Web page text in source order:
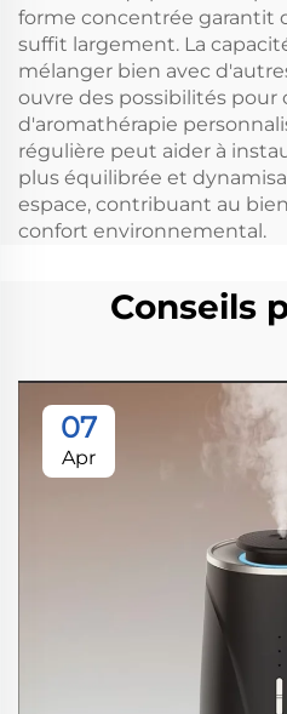
forme concentrée garantit
suffit largement. La
mélanger bien avec
ouvre des possibilités pour
d'aromathérapie
régulière peut aider à
plus équilibrée et
espace, contribuant au
confort environnemental.
Conseils
07
Apr